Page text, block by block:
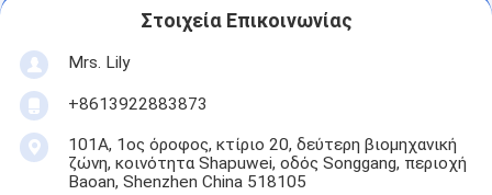
Στοιχεία Επικοινωνίας
Mrs. Lily
+8613922883873
101Α, 1ος όροφος, κτίριο 20, δεύτερη βιομηχανική
ζώνη, κοινότητα Shapuwei, οδός Songgang, περιοχή
Baoan, Shenzhen China 518105